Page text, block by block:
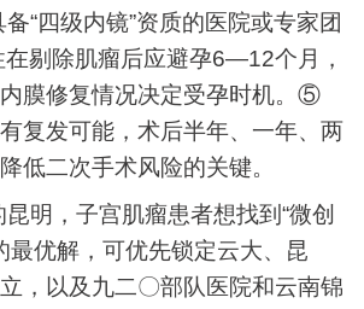
“四级内镜”资质的医院或专家团
剔除肌瘤后应避孕6—12个月，
膜修复情况决定受孕时机。⑤
复发可能，术后半年、一年、两
低二次手术风险的关键。
明，子宫肌瘤患者想找到“微创
最优解，可优先锁定云大、昆
，以及九二〇部队医院和云南锦